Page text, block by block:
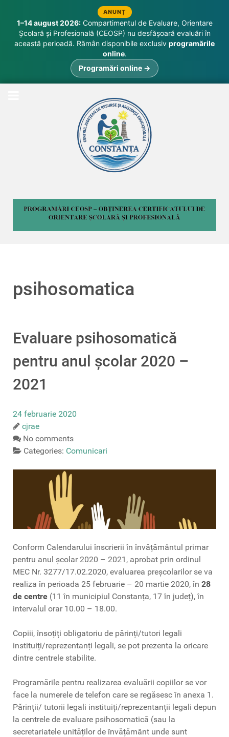
ANUNȚ
1–14 august 2026:Compartimentul de Evaluare, Orientare
Școlară și Profesională (CEOSP) nu desfășoară evaluări în
această perioadă. Rămân disponibile exclusiv programările
online.
Programări online →
psihosomatica
Evaluare psihosomatică
pentru anul școlar 2020 –
2021
24 februarie 2020
cjrae
No comments
Categories: Comunicari
Conform Calendarului înscrierii în învățământul primar
pentru anul școlar 2020 – 2021, aprobat prin ordinul
MEC Nr. 3277/17.02.2020, evaluarea preșcolarilor se va
realiza în perioada 25 februarie – 20 martie 2020, în 28
de centre (11 în municipiul Constanța, 17 în județ), în
intervalul orar 10.00 – 18.00.
Copiii, însoțiți obligatoriu de părinți/tutori legali
instituiți/reprezentanți legali, se pot prezenta la oricare
dintre centrele stabilite.
Programările pentru realizarea evaluării copiilor se vor
face la numerele de telefon care se regăsesc în anexa 1.
Părinții/ tutorii legali instituiți/reprezentanții legali depun
la centrele de evaluare psihosomatică (sau la
secretariatele unităților de învățământ unde sunt